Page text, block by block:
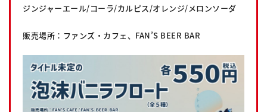
ジンジャーエール/コーラ/カルピス/オレンジ/メロンソーダ
販売場所：ファンズ・カフェ、FAN’S BEER BAR